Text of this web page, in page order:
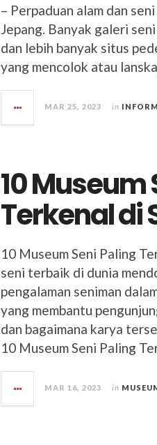
– Perpaduan alam dan
Jepang. Banyak galeri
dan lebih banyak situs
yang mencolok atau
MAR 25, 2023 in
10 Museum
Terkenal di
10 Museum Seni Paling
seni terbaik di dunia
pengalaman seniman
yang membantu
dan bagaimana karya
10 Museum Seni Paling
MAR 16, 2023 in